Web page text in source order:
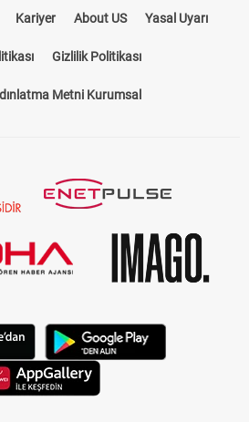
Kariyer About US Yasal Uyarı
Gizlilik Politikası
Metni Kurumsal